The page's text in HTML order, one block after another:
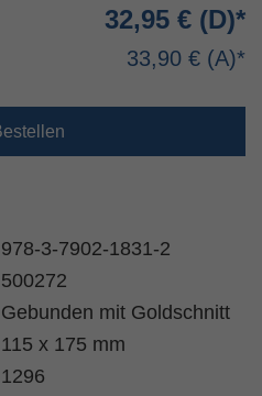
32,95 €
33,90 €
978-3-7902-1831-2
500272
Gebunden mit Goldschnitt
115 x 175 mm
1296